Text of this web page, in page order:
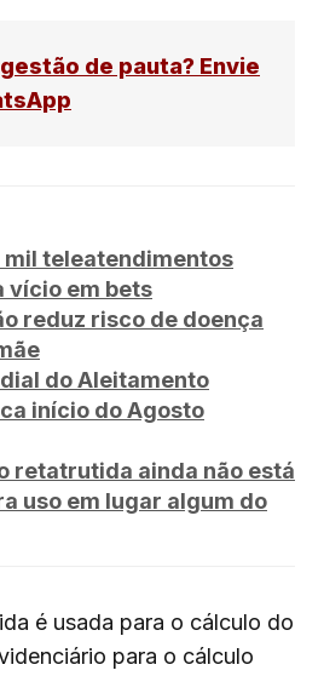
de pauta? Envie
mil teleatendimentos
vício em bets
reduz risco de doença
do Aleitamento
início do Agosto
retatrutida ainda não está
uso em lugar algum do
é usada para o cálculo do
para o cálculo